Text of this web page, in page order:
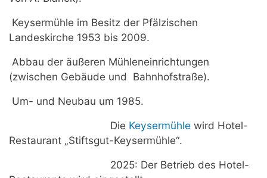
Keysermühle im Besitz der Pfälzischen
Landeskirche 1953 bis 2009.
Abbau der äußeren Mühleneinrichtungen
(zwischen Gebäude und Bahnhofstraße).
Um- und Neubau um 1985.
Die Keysermühle wird Hotel-
Restaurant „Stiftsgut-Keysermühle“.
2025: Der Betrieb des Hotel-